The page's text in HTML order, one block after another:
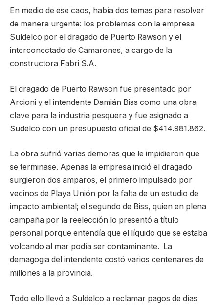
En medio de ese caos, había dos temas para resolver
de manera urgente: los problemas con la empresa
Suldelco por el dragado de Puerto Rawson y el
interconectado de Camarones, a cargo de la
constructora Fabri S.A.
El dragado de Puerto Rawson fue presentado por
Arcioni y el intendente Damián Biss como una obra
clave para la industria pesquera y fue asignado a
Sudelco con un presupuesto oficial de $414.981.862.
La obra sufrió varias demoras que le impidieron que
se terminase. Apenas la empresa inició el dragado
surgieron dos amparos, el primero impulsado por
vecinos de Playa Unión por la falta de un estudio de
impacto ambiental; el segundo de Biss, quien en plena
campaña por la reelección lo presentó a título
personal porque entendía que el líquido que se estaba
volcando al mar podía ser contaminante. La
demagogia del intendente costó varios centenares de
millones a la provincia.
Todo ello llevó a Suldelco a reclamar pagos de días